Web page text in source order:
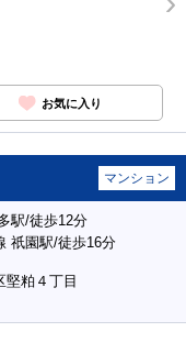
お気に入り
マンション
駅/徒歩12分
祇園駅/徒歩16分
堅粕４丁目